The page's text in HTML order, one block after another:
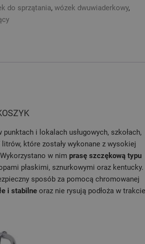
do sprzątania, wózek dwuwiaderkowy,
i lokalach usługowych, szkołach,
które zostały wykonane z wysokiej
w nim prasę szczękową typu
płaskimi, sznurkowymi oraz kentucky.
sposób za pomocą chromowanej
i stabilne oraz nie rysują podłoża w trakcie